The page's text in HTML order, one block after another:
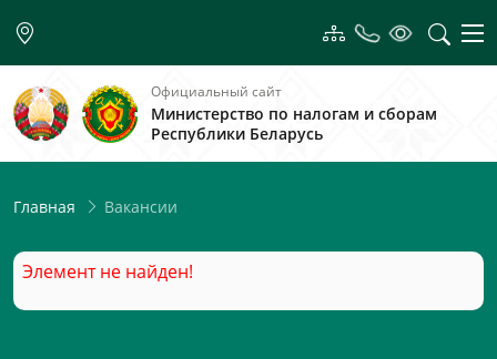
Официальный сайт
Министерство по налогам и сборам
Республики Беларусь
Главная Вакансии
Элемент не найден!